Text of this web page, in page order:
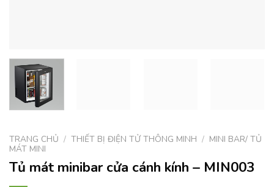
TRANG CHỦ / THIẾT BỊ ĐIỆN TỬ THÔNG MINH / MINI BAR/ TỦ
MÁT MINI
Tủ mát minibar cửa cánh kính – MIN003